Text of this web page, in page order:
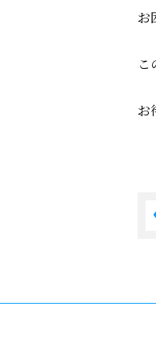
お
お